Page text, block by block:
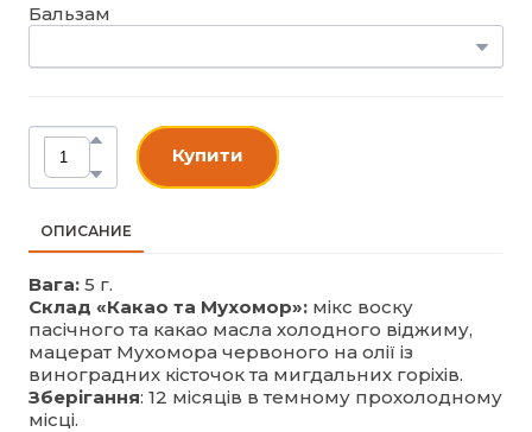
Бальзам
Купити
ОПИСАНИЕ
Вага: 5 г.
Склад «Какао та Мухомор»: мікс воску
пасічного та какао масла холодного віджиму,
мацерат Мухомора червоного на олії із
виноградних кісточок та мигдальних горіхів.
Зберігання: 12 місяців в темному прохолодному
місці.